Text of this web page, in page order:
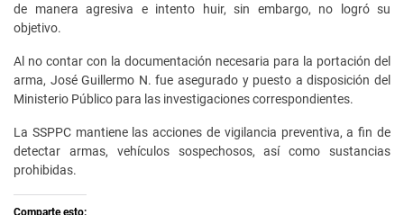
de manera agresiva e intento huir, sin embargo, no logró su
objetivo.
Al no contar con la documentación necesaria para la portación del
arma, José Guillermo N. fue asegurado y puesto a disposición del
Ministerio Público para las investigaciones correspondientes.
La SSPPC mantiene las acciones de vigilancia preventiva, a fin de
detectar armas, vehículos sospechosos, así como sustancias
prohibidas.
Comparte esto: